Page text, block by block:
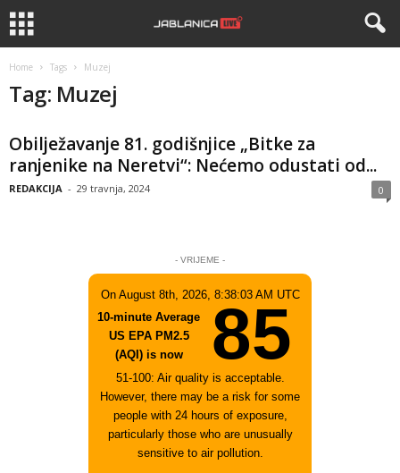
Home Tags Muzej
Tag: Muzej
Obilježavanje 81. godišnjice „Bitke za
ranjenike na Neretvi“: Nećemo odustati od...
REDAKCIJA - 29 travnja, 2024 0
- VRIJEME -
On August 8th, 2026, 8:38:03 AM UTC
10-minute Average
US EPA PM2.5
(AQI) is now
85
51-100: Air quality is acceptable.
However, there may be a risk for some
people with 24 hours of exposure,
particularly those who are unusually
sensitive to air pollution.